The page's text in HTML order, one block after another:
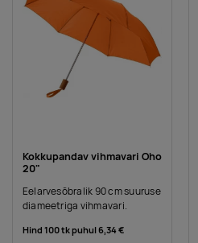
Kokkupandav vihmavari Oho
20"
Eelarvesõbralik 90 cm suuruse
diameetriga vihmavari.
Hind 100 tk puhul6,34 €